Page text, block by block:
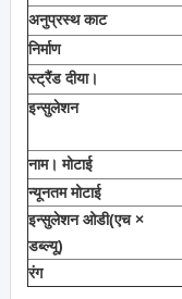
अनुप्रस्थ काट
निर्माण
स्ट्रैंड दीया।
इन्सुलेशन
नाम। मोटाई
न्यूनतम मोटाई
इन्सुलेशन ओडी(एच ×
डब्ल्यू)
रंग